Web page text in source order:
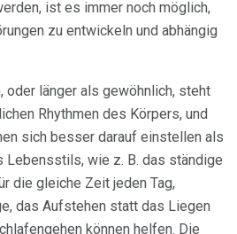
ist es immer noch möglich,
zu entwickeln und abhängig
oder länger als gewöhnlich, steht
Rhythmen des Körpers, und
sich besser darauf einstellen als
Lebensstils, wie z. B. das ständige
die gleiche Zeit jeden Tag,
das Aufstehen statt das Liegen
können helfen. Die